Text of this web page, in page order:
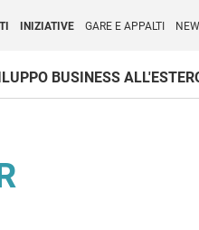
INIZIATIVE GARE E APPALTI
BUSINESS